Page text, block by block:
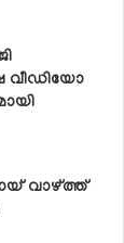
വീഡിയോ
വാഴ്ത്ത്